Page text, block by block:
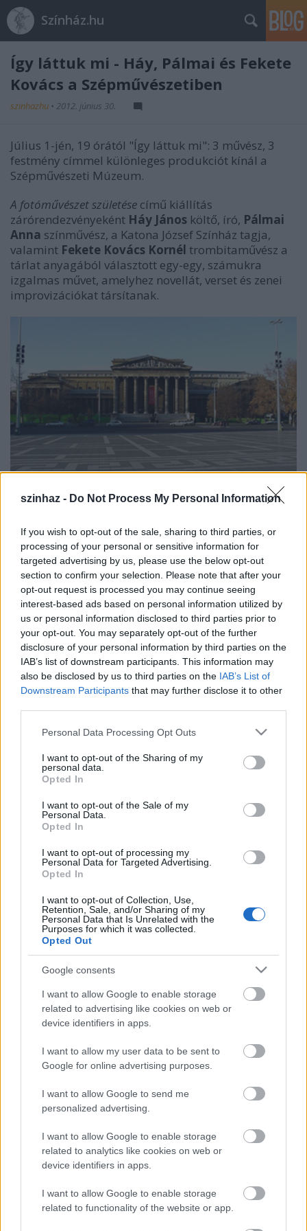
szinhaz - Do Not Process My Personal Information
If you wish to opt-out of the sale, sharing to third parties, or
processing of your personal or sensitive information for
targeted advertising by us, please use the below opt-out
section to confirm your selection. Please note that after your
opt-out request is processed you may continue seeing
interest-based ads based on personal information utilized by
us or personal information disclosed to third parties prior to
your opt-out. You may separately opt-out of the further
disclosure of your personal information by third parties on the
IAB’s list of downstream participants. This information may
also be disclosed by us to third parties on the IAB’s List of
Downstream Participants that may further disclose it to other
Please note that this website/app uses one or more Google
not limited to your visit or usage behaviour. You may click to
grant or deny consent to Google and its third-party tags to
use your data for below specified purposes in below Google
consent section.
Personal Data Processing Opt Outs
I want to opt-out of the Sharing of my
personal data.
Opted In
I want to opt-out of the Sale of my
Personal Data.
Opted In
I want to opt-out of processing my
Personal Data for Targeted Advertising.
Opted In
I want to opt-out of Collection, Use,
Retention, Sale, and/or Sharing of my
Personal Data that Is Unrelated with the
Purposes for which it was collected.
Opted Out
Google consents
I want to allow Google to enable storage
related to advertising like cookies on web or
device identifiers in apps.
I want to allow my user data to be sent to
Google for online advertising purposes.
I want to allow Google to send me
personalized advertising.
I want to allow Google to enable storage
related to analytics like cookies on web or
device identifiers in apps.
I want to allow Google to enable storage
related to functionality of the website or app.
Színház.hu
Így láttuk mi - Háy, Pálmai és Fekete
Kovács a Szépművészetiben
szinhazhu • 2012. június 30.
Július 1-jén, 19 órától "Így láttuk mi": 3 művész, 3
festmény címmel különleges produkciót kínál a
Szépművészeti Múzeum.
A fotóművészet születése című kiállítás
zárórendezvényeként Háy János költő, író, Pálmai
Anna színművész, a Katona József Színház tagja,
valamint Fekete Kovács Kornél trombitaművész a
tárlat anyagából választott egy-egy, számukra
izgalmas művet, amelyhez novellát, verset és zenei
improvizációkat társítanak.
A moderátor, Eszéki Erzsébet , akiÍgy látunk micímű
Így ajánlják a programot:
Az finisszázs estéjén az A fotóművészet születése - A piktorializmustól
a modern fotográfiáig (1889-1929), a St. Gallen-i kalandok - Hartung,
kiállítások látogathatók.
A jegyárak ezen az estén a napközbeni jegyárakkal (és
Az időszaki kiállításokra csak az oda érvényes jeggyel lehet belépni.
Minden más program szabadon látogatható.
Pénztárzárás legkésőbb 21.00-kor.
Színház.hu